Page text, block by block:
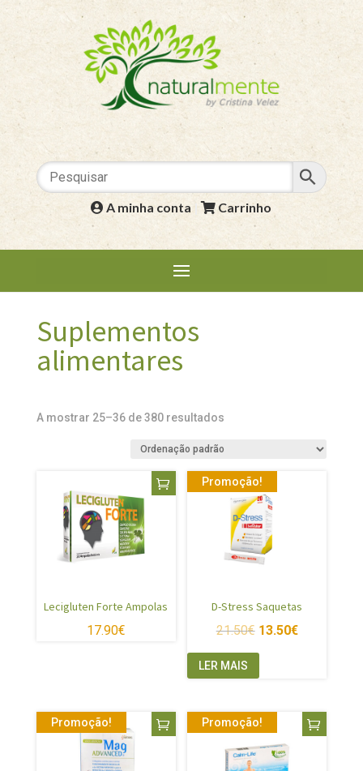
A minha conta | Carrinho
Suplementos
alimentares
A mostrar 25–36 de 380 resultados
Lecigluten Forte Ampolas
17.90€
Promoção!
D-Stress Saquetas
21.50€ 13.50€
LER MAIS
Promoção! Promoção!